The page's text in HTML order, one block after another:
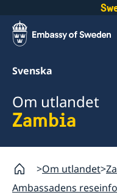
Svenska
Om utlandet
Zambia
Om utlandet
Ambassadens